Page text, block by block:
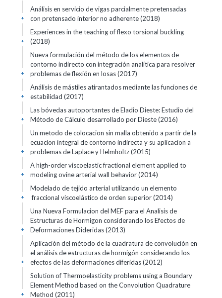
Análisis en servicio de vigas parcialmente pretensadas
con pretensado interior no adherente (2018)
+
Experiences in the teaching of flexo torsional buckling
(2018)
+
Nueva formulación del método de los elementos de
contorno indirecto con integración analítica para resolver
problemas de flexión en losas (2017)
+
Análisis de mástiles atirantados mediante las funciones de
estabilidad (2017)
+
Las bóvedas autoportantes de Eladio Dieste: Estudio del
Método de Cálculo desarrollado por Dieste (2016)
+
Un metodo de colocacion sin malla obtenido a partir de la
ecuacion integral de contorno indirecta y su aplicacion a
problemas de Laplace y Helmholtz (2015)
+
A high-order viscoelastic fractional element applied to
modeling ovine arterial wall behavior (2014)
+
Modelado de tejido arterial utilizando un elemento
fraccional viscoelástico de orden superior (2014)
+
Una Nueva Formulacion del MEF para el Analisis de
Estructuras de Hormigon considerando los Efectos de
Deformaciones Dideridas (2013)
+
Aplicación del método de la cuadratura de convolución en
el análisis de estructuras de hormigón considerando los
efectos de las deformaciones diferidas (2012)
+
Solution of Thermoelasticity problems using a Boundary
Element Method based on the Convolution Quadrature
Method (2011)
+